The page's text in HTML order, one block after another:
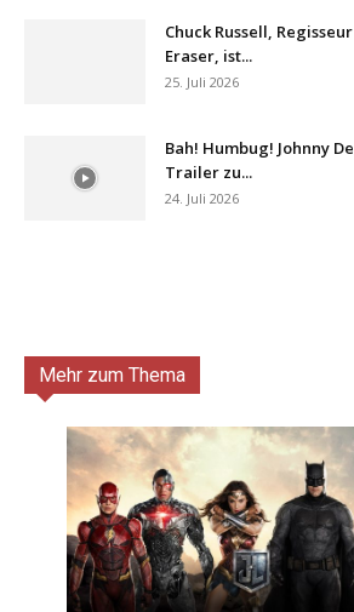
Chuck Russell,
Eraser, ist...
25. Juli 2026
Bah! Humbug! Johnny
Trailer zu...
24. Juli 2026
Mehr zum Thema